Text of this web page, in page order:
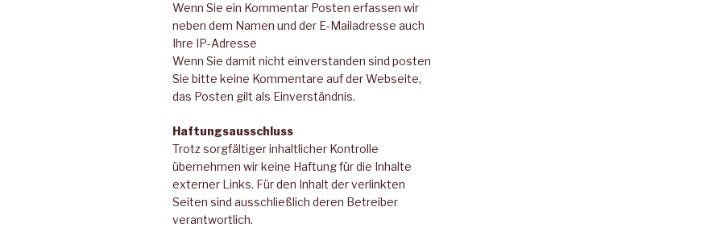
Wenn Sie ein Kommentar Posten erfassen wir
neben dem Namen und der E-Mailadresse auch
Ihre IP-Adresse
Wenn Sie damit nicht einverstanden sind posten
Sie bitte keine Kommentare auf der Webseite,
das Posten gilt als Einverständnis.
Haftungsausschluss
Trotz sorgfältiger inhaltlicher Kontrolle
übernehmen wir keine Haftung für die Inhalte
externer Links. Für den Inhalt der verlinkten
Seiten sind ausschließlich deren Betreiber
verantwortlich.